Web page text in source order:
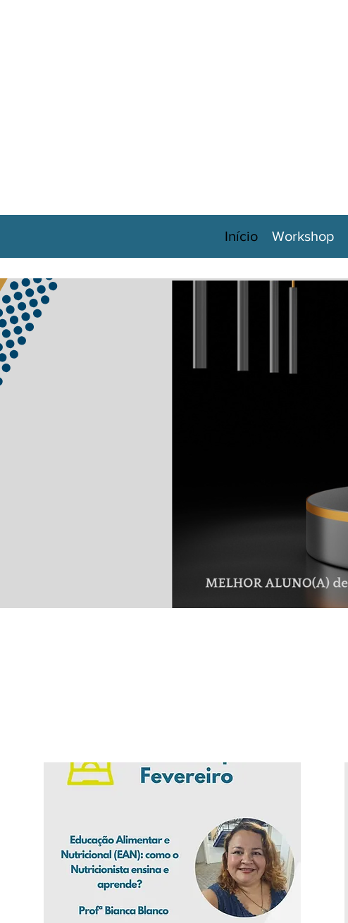
Início Workshop